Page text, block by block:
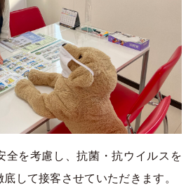
全を考慮し、抗菌・抗ウイルスを
して接客させていただきます。